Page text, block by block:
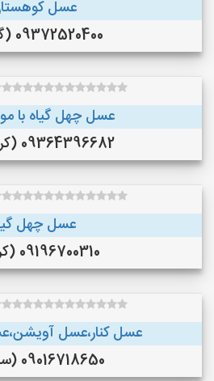
عسل
09372520400 (گرگان )
عسل چهل گیاه با
09364396682 (کرمانشاه )
عسل چهل
09196700310 (کرمان )
عسل کنار،عسل
09016718650 (سنندج )